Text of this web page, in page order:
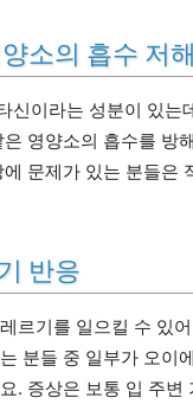
소의 흡수 저해
신이라는 성분이 있는
영양소의 흡수를 방
문제가 있는 분들은
반응
르기를 일으킬 수 있
분들 중 일부가 오이
. 증상은 보통 입 주변